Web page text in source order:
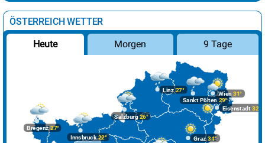
ÖSTERREICH WETTER
Heute Morgen 9 Tage
Bregenz27°
Graz34°
Innsbruck22°
Linz27°
Salzburg26°
Wien 31°
Eisenstadt 32°
Sankt Pölten 29°